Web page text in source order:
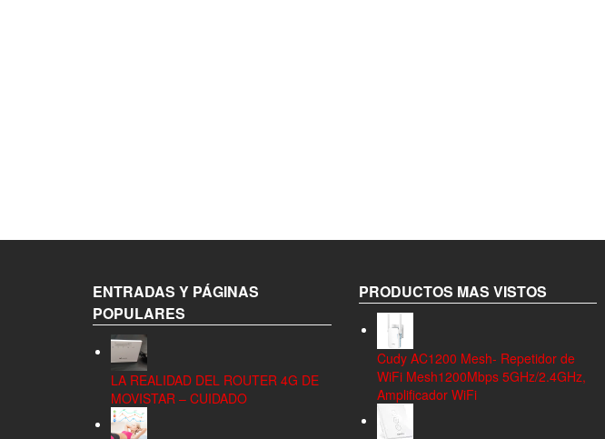
ENTRADAS Y PÁGINAS
POPULARES
LA REALIDAD DEL ROUTER 4G DE
MOVISTAR – CUIDADO
PRODUCTOS MAS VISTOS
Cudy AC1200 Mesh- Repetidor de
WiFi Mesh1200Mbps 5GHz/2.4GHz,
Amplificador WiFi